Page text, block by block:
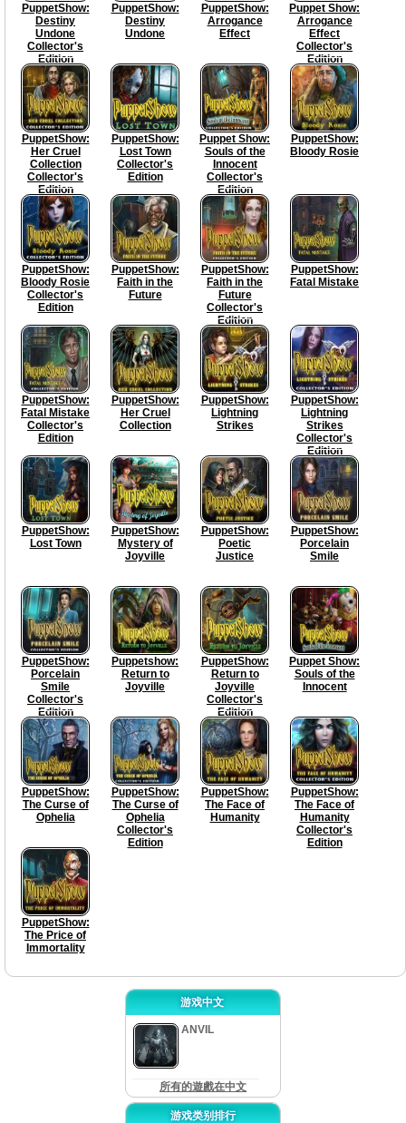
PuppetShow:
Destiny
Undone
Collector's
Edition
PuppetShow:
Destiny
Undone
PuppetShow:
Arrogance
Effect
Puppet Show:
Arrogance
Effect
Collector's
Edition
PuppetShow:
Her Cruel
Collection
Collector's
Edition
PuppetShow:
Lost Town
Collector's
Edition
Puppet Show:
Souls of the
Innocent
Collector's
Edition
PuppetShow:
Bloody Rosie
PuppetShow:
Bloody Rosie
Collector's
Edition
PuppetShow:
Faith in the
Future
PuppetShow:
Faith in the
Future
Collector's
Edition
PuppetShow:
Fatal Mistake
PuppetShow:
Fatal Mistake
Collector's
Edition
PuppetShow:
Her Cruel
Collection
PuppetShow:
Lightning
Strikes
PuppetShow:
Lightning
Strikes
Collector's
Edition
PuppetShow:
Lost Town
PuppetShow:
Mystery of
Joyville
PuppetShow:
Poetic
Justice
PuppetShow:
Porcelain
Smile
PuppetShow:
Porcelain
Smile
Collector's
Edition
Puppetshow:
Return to
Joyville
PuppetShow:
Return to
Joyville
Collector's
Edition
Puppet Show:
Souls of the
Innocent
PuppetShow:
The Curse of
Ophelia
PuppetShow:
The Curse of
Ophelia
Collector's
Edition
PuppetShow:
The Face of
Humanity
PuppetShow:
The Face of
Humanity
Collector's
Edition
PuppetShow:
The Price of
Immortality
游戏中文
ANVIL
所有的遊戲在中文
游戏类别排行